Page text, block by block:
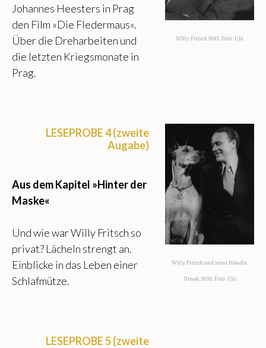
Johannes Heesters in Prag
den Film »Die Fledermaus«.
Über die Dreharbeiten und
die letzten Kriegsmonate in
Prag.
Willy Fritsch 1943. Foto: Ufa
LESEPROBE 4 (zweite
Augabe)
Aus dem Kapitel »Hinter der
Maske«
Und wie war Willy Fritsch so
privat? Lächeln strengt an.
Einblicke in das Leben einer
Schlafmütze.
Willy Fritsch und seine Hündin
Dinah, 1936. Foto: Ufa
LESEPROBE 5 (zweite